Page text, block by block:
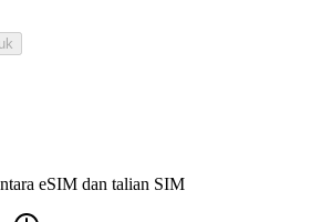
eSIM dan talian SIM